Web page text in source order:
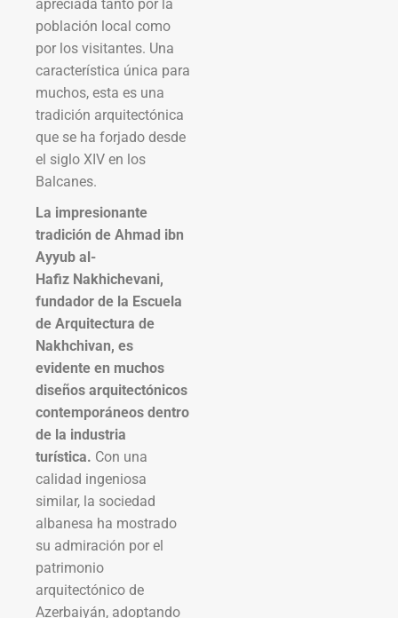
apreciada tanto por la
población local como
por los visitantes. Una
característica única para
muchos, esta es una
tradición arquitectónica
que se ha forjado desde
el siglo XIV en los
Balcanes.
La impresionante
tradición de Ahmad ibn
Ayyub al-
Hafiz Nakhichevani,
fundador de la Escuela
de Arquitectura de
Nakhchivan, es
evidente en muchos
diseños arquitectónicos
contemporáneos dentro
de la industria
turística. Con una
calidad ingeniosa
similar, la sociedad
albanesa ha mostrado
su admiración por el
patrimonio
arquitectónico de
Azerbaiyán, adoptando